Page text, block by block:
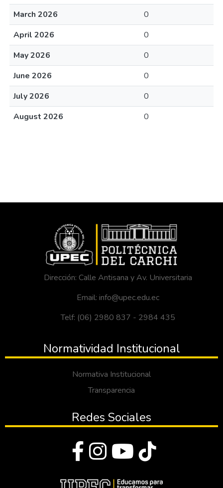
March 2026
0
April 2026
0
May 2026
0
June 2026
0
July 2026
0
August 2026
0
Dirección: Calle Antisana y Av. Universitaria
Email: info@upec.edu.ec
Telf: (06) 2980 837 - 2984 435
Normatividad Institucional
Normativa Institucional
Transparencia
Redes Sociales